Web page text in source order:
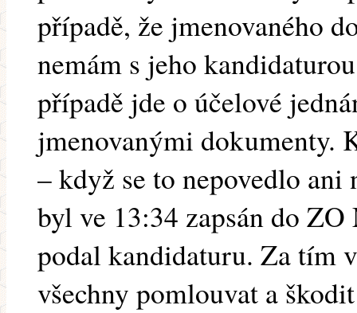
případě, že jmenovaného
nemám s jeho
případě jde o účelové
jmenovanými dokumenty.
– když se to nepovedlo
byl ve 13:34 zapsán do
podal kandidaturu. Za tím
všechny pomlouvat a